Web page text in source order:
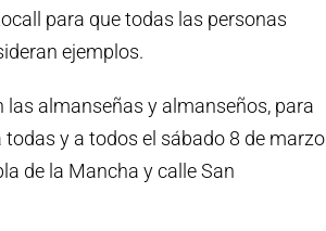
para que todas las personas
ejemplos.
almanseñas y almanseños, para
todas y a todos el sábado 8 de marzo
de la Mancha y calle San